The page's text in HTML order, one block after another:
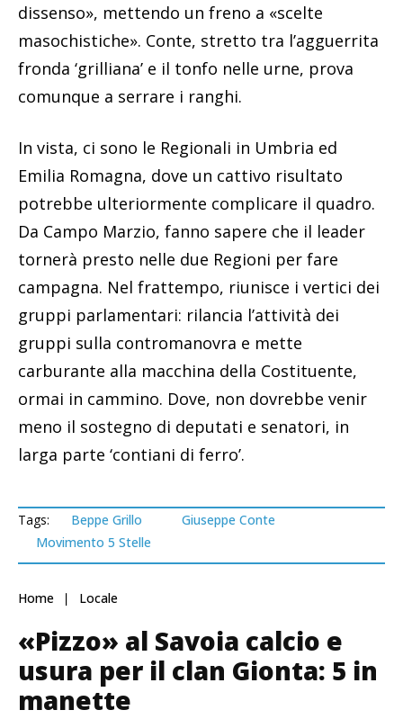
dissenso», mettendo un freno a «scelte
masochistiche». Conte, stretto tra l’agguerrita
fronda ‘grilliana’ e il tonfo nelle urne, prova
comunque a serrare i ranghi.
In vista, ci sono le Regionali in Umbria ed
Emilia Romagna, dove un cattivo risultato
potrebbe ulteriormente complicare il quadro.
Da Campo Marzio, fanno sapere che il leader
tornerà presto nelle due Regioni per fare
campagna. Nel frattempo, riunisce i vertici dei
gruppi parlamentari: rilancia l’attività dei
gruppi sulla contromanovra e mette
carburante alla macchina della Costituente,
ormai in cammino. Dove, non dovrebbe venir
meno il sostegno di deputati e senatori, in
larga parte ‘contiani di ferro’.
Tags: Beppe Grillo
Giuseppe Conte
Movimento 5 Stelle
Home Locale
«Pizzo» al Savoia calcio e
usura per il clan Gionta: 5 in
manette